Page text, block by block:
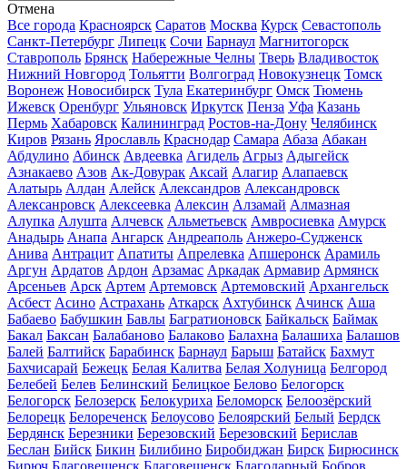
Отмена
Все города Красноярск Саратов Москва Курск Севастополь
Санкт-Петербург Липецк Сочи Барнаул Магнитогорск
Ставрополь Брянск Набережные Челны Тверь Владивосток
Нижний Новгород Тольятти Волгоград Новокузнецк Томск
Воронеж Новосибирск Тула Екатеринбург Омск Тюмень
Ижевск Оренбург Ульяновск Иркутск Пенза Уфа Казань
Пермь Хабаровск Калининград Ростов-на-Дону Челябинск
Киров Рязань Ярославль Краснодар Самара Абаза Абакан
Абдулино Абинск Авдеевка Агидель Агрыз Адыгейск
Азнакаево Азов Ак-Довурак Аксай Алагир Алапаевск
Алатырь Алдан Алейск Александров Александровск
Алексанровск Алексеевка Алексин Алзамай Алмазная
Алупка Алушта Алчевск Альметьевск Амвросиевка Амурск
Анадырь Анапа Ангарск Андреаполь Анжеро-Судженск
Анива Антрацит Апатиты Апрелевка Апшеронск Арамиль
Аргун Ардатов Ардон Арзамас Аркадак Армавир Армянск
Арсеньев Арск Артем Артемовск Артемовский Архангельск
Асбест Асино Астрахань Аткарск Ахтубинск Ачинск Аша
Бабаево Бабушкин Бавлы Багратионовск Байкальск Баймак
Бакал Баксан Балабаново Балаково Балахна Балашиха Балашов
Балей Балтийск Барабинск Барнаул Барыш Батайск Бахмут
Бахчисарай Бежецк Белая Калитва Белая Холуница Белгород
Белебей Белев Белинский Белицкое Белово Белогорск
Белогорск Белозерск Белокуриха Беломорск Белоозёрский
Белорецк Белореченск Белоусово Белоярский Белый Бердск
Бердянск Березники Березовский Березовский Берислав
Беслан Бийск Бикин Билибино Биробиджан Бирск Бирюсинск
Бирюч Благовещенск Благовещенск Благодарный Бобров